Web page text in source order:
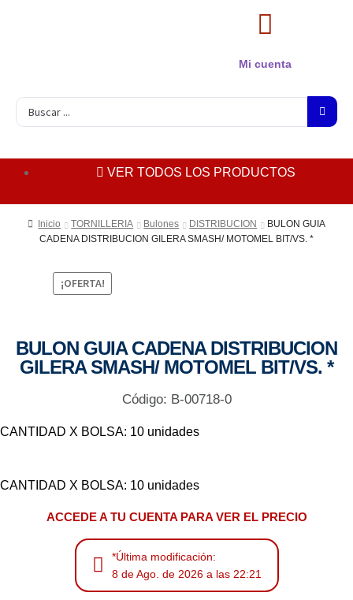
Mi cuenta
VER TODOS LOS PRODUCTOS
Inicio TORNILLERIA Bulones DISTRIBUCION
BULON GUIA
CADENA DISTRIBUCION GILERA SMASH/ MOTOMEL BIT/VS. *
¡OFERTA!
BULON GUIA CADENA DISTRIBUCION
GILERA SMASH/ MOTOMEL BIT/VS. *
Código: B-00718-0
CANTIDAD X BOLSA: 10 unidades
CANTIDAD X BOLSA: 10 unidades
ACCEDE A TU CUENTA PARA VER EL PRECIO
*Última modificación:
8 de Ago. de 2026 a las 22:21